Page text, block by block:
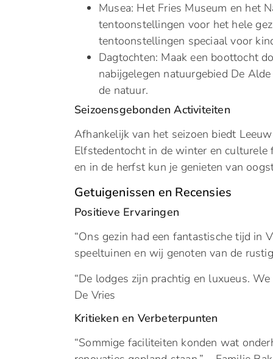
Musea: Het Fries Museum en het
tentoonstellingen voor het hele
tentoonstellingen speciaal voor
Dagtochten: Maak een boottocht
nabijgelegen natuurgebied De
de natuur.
Seizoensgebonden Activiteiten
Afhankelijk van het seizoen biedt
Elfstedentocht in de winter en culturele
en in de herfst kun je genieten van
Getuigenissen en Recensies
Positieve Ervaringen
“Ons gezin had een fantastische tijd in
speeltuinen en wij genoten van de
“De lodges zijn prachtig en luxueus.
De Vries
Kritieken en Verbeterpunten
“Sommige faciliteiten konden wat